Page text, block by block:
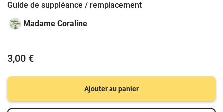
Guide de suppléance / remplacement
Madame Coraline
3,00 €
Ajouter au panier